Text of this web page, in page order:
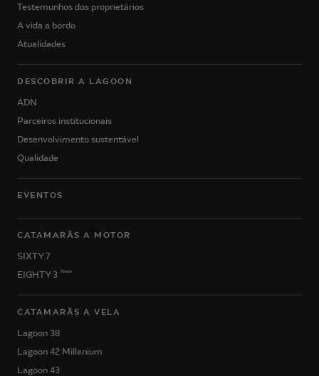
Testemunhos dos proprietários
A vida a bordo
Atualidades
DESCOBRIR A LAGOON
ADN
Parceiros institucionais
Desenvolvimento sustentável
Qualidade
EVENTOS
CATAMARÃS A MOTOR
SIXTY 7
EIGHTY 3 New
CATAMARÃS A VELA
Lagoon 38
Lagoon 42 Millenium
Lagoon 43